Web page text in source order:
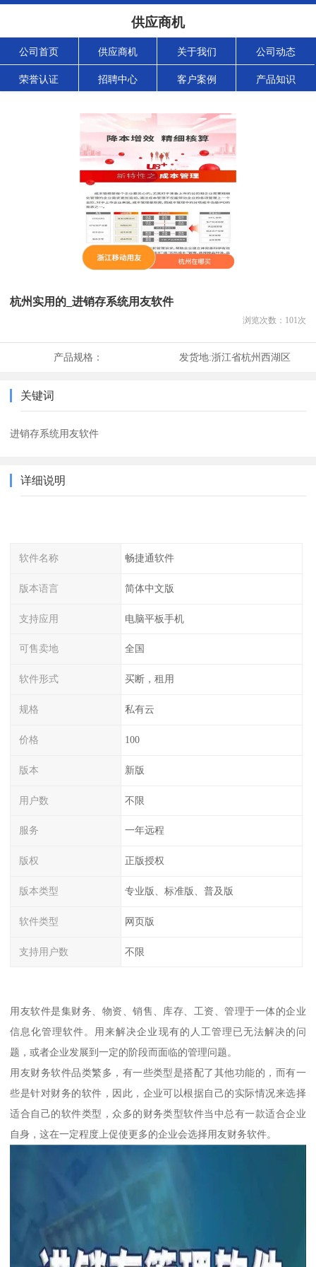
供应商机
公司首页 供应商机 关于我们 公司动态
荣誉认证 招聘中心 客户案例 产品知识
杭州实用的_进销存系统用友软件
浏览次数： 101次
产品规格： 发货地:浙江省杭州西湖区
关键词
进销存系统用友软件
详细说明
软件名称 畅捷通软件
版本语言 简体中文版
支持应用 电脑平板手机
可售卖地 全国
软件形式 买断，租用
规格 私有云
价格 100
版本 新版
用户数 不限
服务 一年远程
版权 正版授权
版本类型 专业版、标准版、普及版
软件类型 网页版
支持用户数 不限
用友软件是集财务、物资、销售、库存、工资、管理于一体的企业
信息化管理软件。用来解决企业现有的人工管理已无法解决的问
题，或者企业发展到一定的阶段而面临的管理问题。
用友财务软件品类繁多，有一些类型是搭配了其他功能的，而有一
些是针对财务的软件，因此，企业可以根据自己的实际情况来选择
适合自己的软件类型，众多的财务类型软件当中总有一款适合企业
自身，这在一定程度上促使更多的企业会选择用友财务软件。